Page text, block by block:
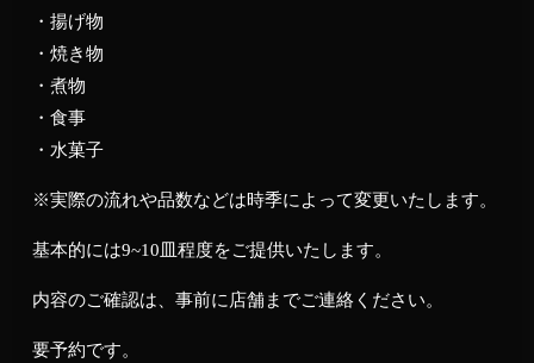
・揚げ物
・焼き物
・煮物
・食事
・水菓子
※実際の流れや品数などは時季によって変更いたします。
基本的には9~10皿程度をご提供いたします。
内容のご確認は、事前に店舗までご連絡ください。
要予約です。